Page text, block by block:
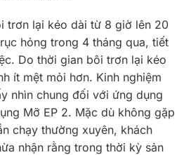
trơn lại kéo dài từ 8 giờ lên 20
hỏng trong 4 tháng qua, tiết
Do thời gian bôi trơn lại kéo
ít mệt mỏi hơn. Kinh nghiệm
nhìn chung đối với ứng dụng
Mỡ EP 2. Mặc dù không gặp
chạy thường xuyên, khách
nhận rằng trong thời kỳ sản